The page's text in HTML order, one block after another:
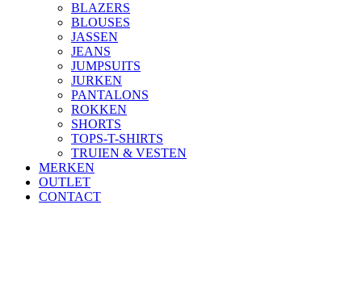
BLAZERS
BLOUSES
JASSEN
JEANS
JUMPSUITS
JURKEN
PANTALONS
ROKKEN
SHORTS
TOPS-T-SHIRTS
TRUIEN & VESTEN
MERKEN
OUTLET
CONTACT